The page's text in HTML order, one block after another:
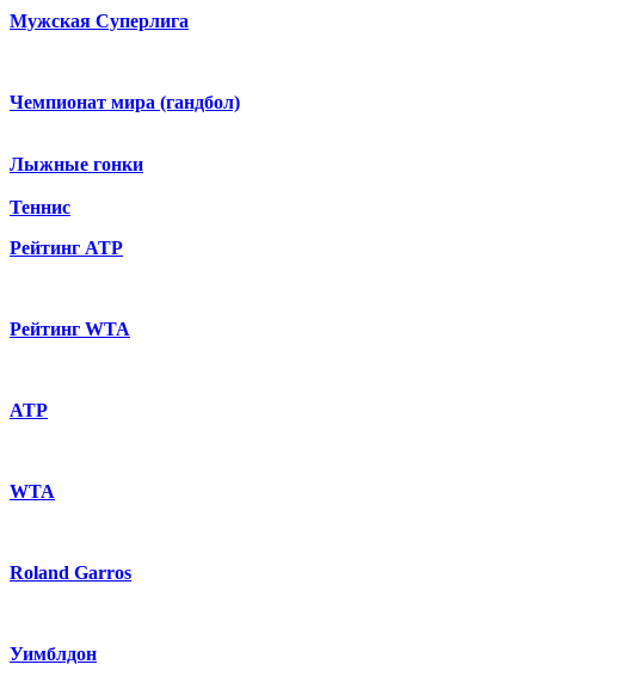
Мужская Суперлига
Чемпионат мира (гандбол)
Лыжные гонки
Теннис
Рейтинг ATP
Рейтинг WTA
ATP
WTA
Roland Garros
Уимблдон